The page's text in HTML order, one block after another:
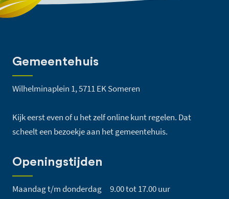
Gemeentehuis
Wilhelminaplein 1, 5711 EK Someren
Kijk eerst even of u het zelf online kunt regelen. Dat
scheelt een bezoekje aan het gemeentehuis.
Openingstijden
Maandag t/m donderdag
9.00 tot 17.00 uur